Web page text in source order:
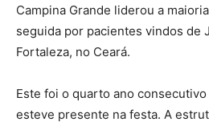
Campina Grande liderou a
seguida por pacientes vindos de
Fortaleza, no Ceará.
Este foi o quarto ano
esteve presente na festa. A